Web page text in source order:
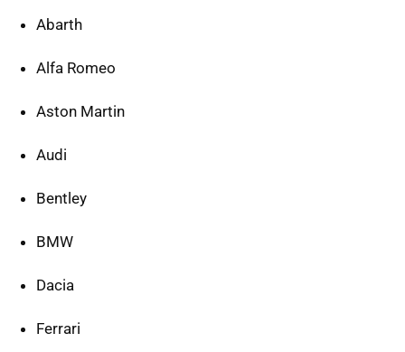
Abarth
Alfa Romeo
Aston Martin
Audi
Bentley
BMW
Dacia
Ferrari